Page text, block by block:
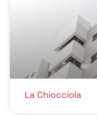
La Chiocciola